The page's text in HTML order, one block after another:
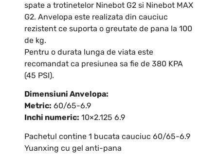
spate a trotinetelor Ninebot G2 si Ninebot MAX
G2. Anvelopa este realizata din cauciuc
rezistent ce suporta o greutate de pana la 100
de kg.
Pentru o durata lunga de viata este
recomandat ca presiunea sa fie de 380 KPA
(45 PSI).
Dimensiuni Anvelopa:
Metric: 60/65-6.9
Inchi numeric: 10×2.125 6.9
Pachetul contine 1 bucata cauciuc 60/65-6.9
Yuanxing cu gel anti-pana